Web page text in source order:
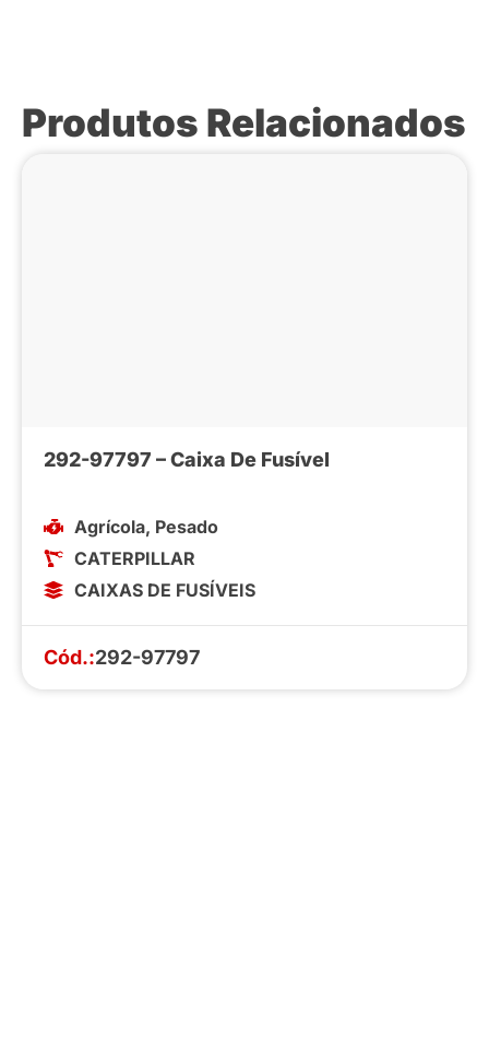
Produtos Relacionados
292-97797 – Caixa De Fusível
Agrícola, Pesado
CATERPILLAR
CAIXAS DE FUSÍVEIS
Cód.:292-97797